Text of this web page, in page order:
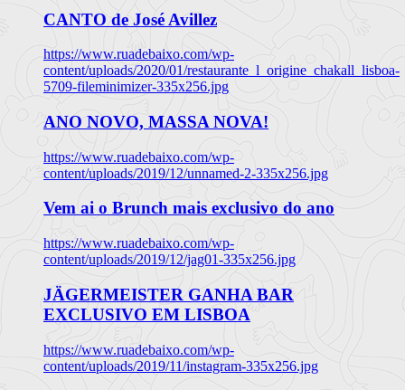
CANTO de José Avillez
https://www.ruadebaixo.com/wp-
content/uploads/2020/01/restaurante_l_origine_chakall_lisboa-
5709-fileminimizer-335x256.jpg
ANO NOVO, MASSA NOVA!
https://www.ruadebaixo.com/wp-
content/uploads/2019/12/unnamed-2-335x256.jpg
Vem ai o Brunch mais exclusivo do ano
https://www.ruadebaixo.com/wp-
content/uploads/2019/12/jag01-335x256.jpg
JÄGERMEISTER GANHA BAR
EXCLUSIVO EM LISBOA
https://www.ruadebaixo.com/wp-
content/uploads/2019/11/instagram-335x256.jpg